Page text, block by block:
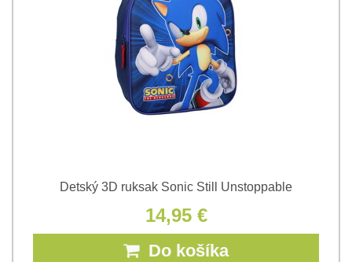
Detský 3D ruksak Sonic Still Unstoppable
14,95 €
Do košíka